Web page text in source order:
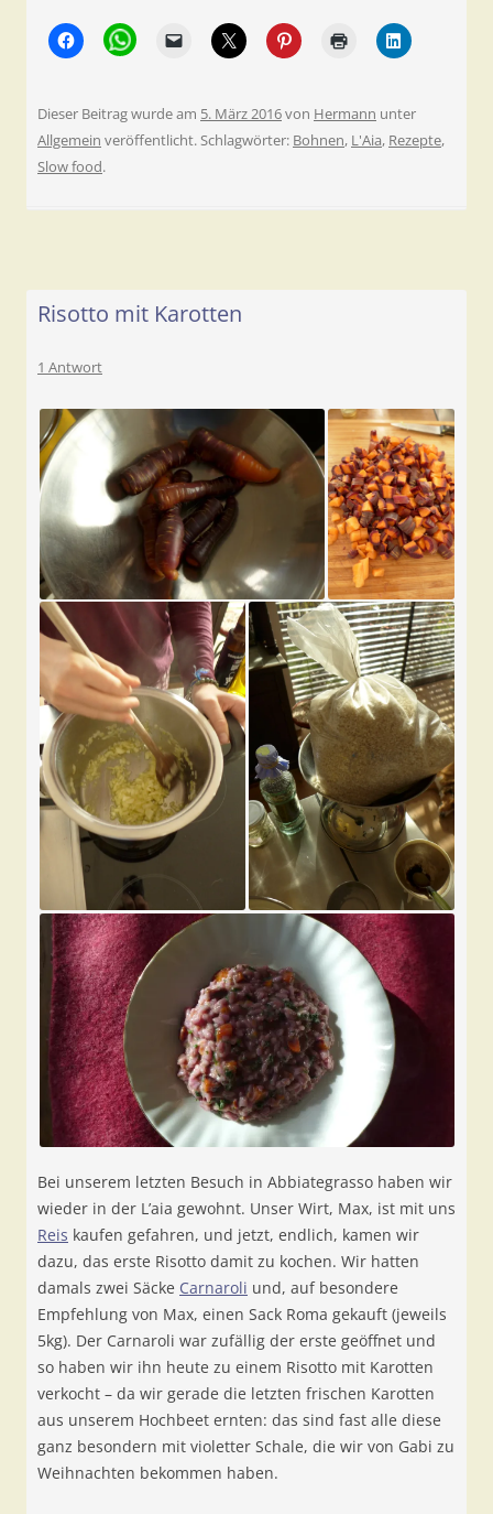
Dieser Beitrag wurde am 5. März 2016von Hermann unter
Allgemein veröffentlicht. Schlagwörter: Bohnen, L'Aia, Rezepte,
Slow food.
Risotto mit Karotten
1 Antwort
Bei unserem letzten Besuch in Abbiategrasso haben wir
wieder in der L’aia gewohnt. Unser Wirt, Max, ist mit uns
Reis kaufen gefahren, und jetzt, endlich, kamen wir
dazu, das erste Risotto damit zu kochen. Wir hatten
damals zwei Säcke Carnaroli und, auf besondere
Empfehlung von Max, einen Sack Roma gekauft (jeweils
5kg). Der Carnaroli war zufällig der erste geöffnet und
so haben wir ihn heute zu einem Risotto mit Karotten
verkocht – da wir gerade die letzten frischen Karotten
aus unserem Hochbeet ernten: das sind fast alle diese
ganz besondern mit violetter Schale, die wir von Gabi zu
Weihnachten bekommen haben.